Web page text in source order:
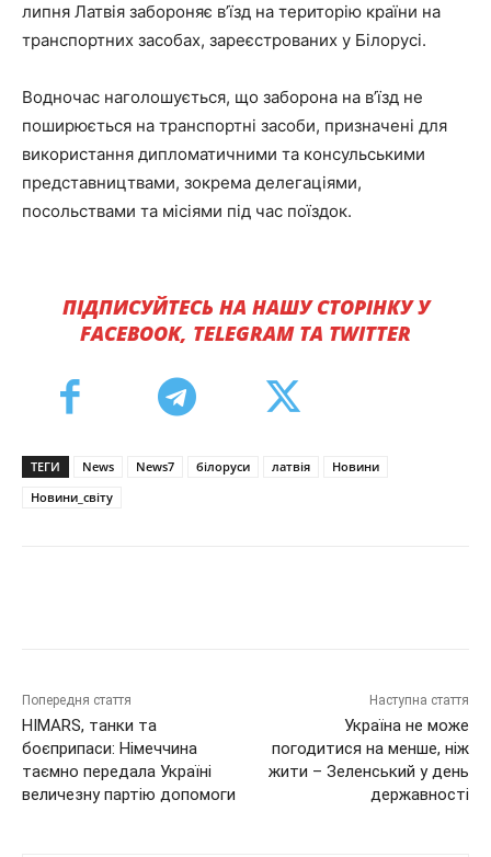
липня Латвія забороняє в’їзд на територію країни на
транспортних засобах, зареєстрованих у Білорусі.
Водночас наголошується, що заборона на в’їзд не
поширюється на транспортні засоби, призначені для
використання дипломатичними та консульськими
представництвами, зокрема делегаціями,
посольствами та місіями під час поїздок.
ПІДПИСУЙТЕСЬ НА НАШУ СТОРІНКУ У
FACEBOOK, TELEGRAM ТА TWITTER
ТЕГИ News News7 білоруси латвія
Новини
Новини_світу
Попередня стаття
HIMARS, танки та
боєприпаси: Німеччина
таємно передала Україні
величезну партію допомоги
Наступна стаття
Україна не може
погодитися на менше, ніж
жити – Зеленський у день
державності